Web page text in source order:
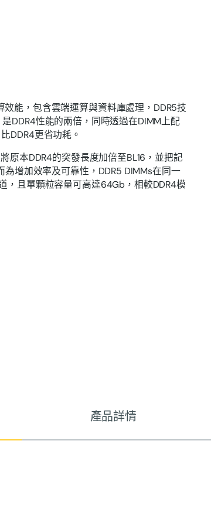
能，包含雲端運算與資料庫處理，DDR5技
DDR4性能的兩倍，同時透過在DIMM上配
DDR4更省功耗。
原本DDR4的突發長度加倍至BL16，並把記
增加效率及可靠性，DDR5 DIMMs在同一
，且單顆粒容量可高達64Gb，相較DDR4模
產品詳情